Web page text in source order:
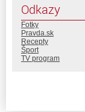
Odkazy
Fotky
Pravda.sk
Recepty
Šport
TV program